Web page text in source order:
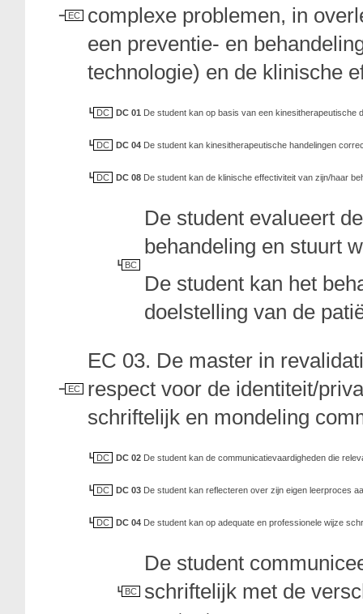
EC
complexe problemen, in
een preventie- en
technologie) en de klinische
DC DC 01 De student kan op basis van een kinesitherapeutische
DC DC 04 De student kan kinesitherapeutische handelingen
DC DC 08 De student kan de klinische effectiviteit van zijn/haar
BC
De student evalueert
behandeling en stuurt
De student kan het
doelstelling van de
EC
EC 03. De master in
respect voor de identiteit/
schriftelijk en mondeling
DC DC 02 De student kan de communicatievaardigheden die
DC DC 03 De student kan reflecteren over zijn eigen leerproces
DC DC 04 De student kan op adequate en professionele wijze
BC
De student
schriftelijk met de